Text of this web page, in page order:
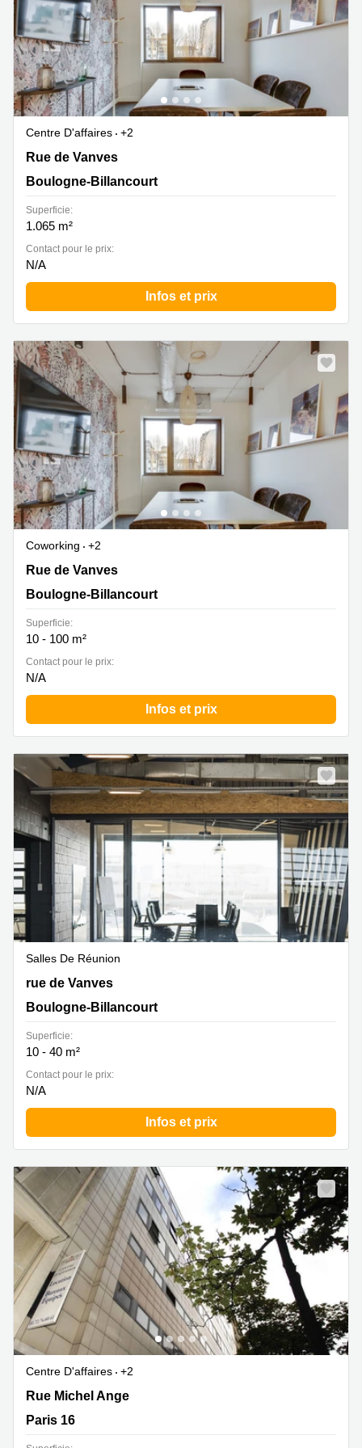
Centre D'affaires
+2
15/17 rue de Vanves, Boulogne-Billancourt
Rue de Vanves
Boulogne-Billancourt
Superficie:
1.065 m²
Contact pour le prix:
N/A
Infos et prix
Coworking
+2
15/17 rue de Vanves, Boulogne-Billancourt
Rue de Vanves
Boulogne-Billancourt
Superficie:
10 - 100 m²
Contact pour le prix:
N/A
Infos et prix
Salles De Réunion
15/17 rue de Vanves, Boulogne-Billancourt
rue de Vanves
Boulogne-Billancourt
Superficie:
10 - 40 m²
Contact pour le prix:
N/A
Infos et prix
Centre D'affaires
+2
114 bis rue Michel-ange, Paris 16
Rue Michel Ange
Paris 16